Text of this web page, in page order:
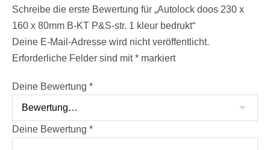
Schreibe die erste Bewertung für „Autolock doos 230 x
160 x 80mm B-KT P&S-str. 1 kleur bedrukt“
Deine E-Mail-Adresse wird nicht veröffentlicht.
Erforderliche Felder sind mit* markiert
Deine Bewertung *
Deine Bewertung *